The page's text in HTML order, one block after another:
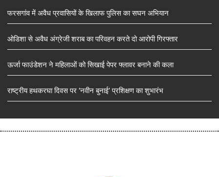
फरसगांव में अवैध प्रवासियों के खिलाफ पुलिस का सघन अभियान
ओडिशा से अवैध अंग्रेजी शराब का परिवहन करते दो आरोपी गिरफ्तार
ऊर्जा फाउंडेशन ने महिलाओं को सिखाई पेपर फ्लावर बनाने की कला
राष्ट्रीय हथकरघा दिवस पर ‘नवीन बुनाई’ प्रशिक्षण का शुभारंभ